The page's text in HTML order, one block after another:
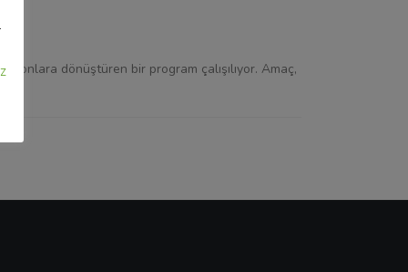
dönüştüren bir program çalışılıyor. Amaç,